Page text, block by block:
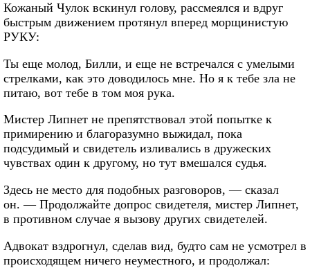
Кожаный Чулок вскинул голову, рассмеялся и вдруг
быстрым движением протянул вперед морщинистую
РУКУ:
Ты еще молод, Билли, и еще не встречался с умелыми
стрелками, как это доводилось мне. Но я к тебе зла не
питаю, вот тебе в том моя рука.
Мистер Липнет не препятствовал этой попытке к
примирению и благоразумно выжидал, пока
подсудимый и свидетель изливались в дружеских
чувствах один к другому, но тут вмешался судья.
Здесь не место для подобных разговоров, — сказал
он. — Продолжайте допрос свидетеля, мистер Липнет,
в противном случае я вызову других свидетелей.
Адвокат вздрогнул, сделав вид, будто сам не усмотрел в
происходящем ничего неуместного, и продолжал: